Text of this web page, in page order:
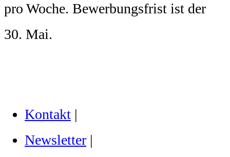
pro Woche. Bewerbungsfrist ist der
30. Mai.
Kontakt |
Newsletter |